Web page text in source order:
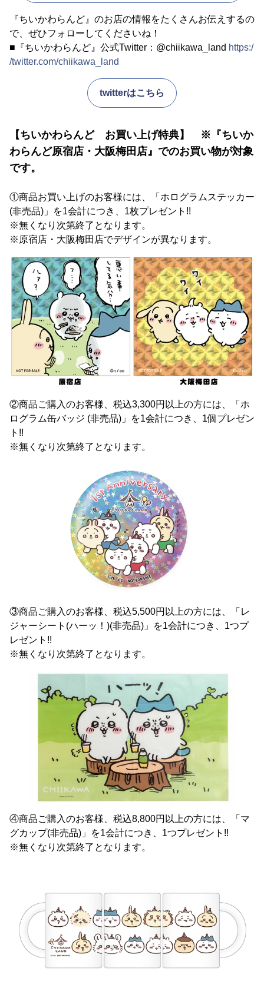
『ちいかわらんど』のお店の情報をたくさんお伝えするの
で、ぜひフォローしてくださいね！
■『ちいかわらんど』公式Twitter：@chiikawa_land https:/
/twitter.com/chiikawa_land
twitterはこちら
【ちいかわらんど お買い上げ特典】 ※『ちいか
わらんど原宿店・大阪梅田店』でのお買い物が対象
です。
①商品お買い上げのお客様には、「ホログラムステッカー
(非売品)」を1会計につき、1枚プレゼント!!
※無くなり次第終了となります。
※原宿店・大阪梅田店でデザインが異なります。
②商品ご購入のお客様、税込3,300円以上の方には、「ホ
ログラム缶バッジ (非売品)」を1会計につき、1個プレゼン
ト!!
※無くなり次第終了となります。
③商品ご購入のお客様、税込5,500円以上の方には、「レ
ジャーシート(ハーッ！)(非売品)」を1会計につき、1つプ
レゼント!!
※無くなり次第終了となります。
④商品ご購入のお客様、税込8,800円以上の方には、「マ
グカップ(非売品)」を1会計につき、1つプレゼント!!
※無くなり次第終了となります。